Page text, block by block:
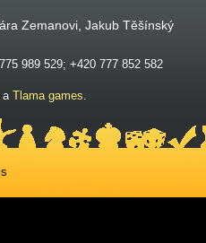
Zemanovi, Jakub Těšínský
989 529; +420 777 852 582
a Tlama games.